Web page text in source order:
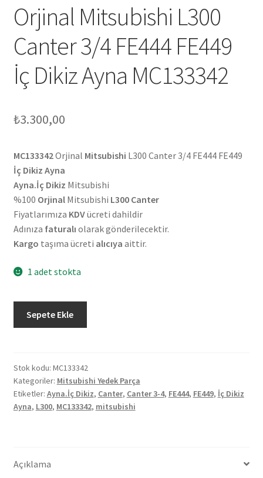
Orjinal Mitsubishi L300
Canter 3/4 FE444 FE449
İç Dikiz Ayna MC133342
₺3.300,00
MC133342Orjinal Mitsubishi L300 Canter 3/4 FE444 FE449
İç Dikiz Ayna
Ayna.İç Dikiz Mitsubishi
%100 OrjinalMitsubishi L300 Canter
Fiyatlarımıza KDVücreti dahildir
Adınıza faturalı olarak gönderilecektir.
Kargo taşıma ücreti alıcıya aittir.
1 adet stokta
Mitsubishi
3/4
FE444
FE449
İç
adet
Sepete Ekle
Stok kodu: MC133342
Kategoriler: Mitsubishi Yedek Parça
Etiketler: Ayna.İç Dikiz, Canter, Canter 3-4, FE444, FE449, İç Dikiz
Ayna, L300, MC133342, mitsubishi
Açıklama